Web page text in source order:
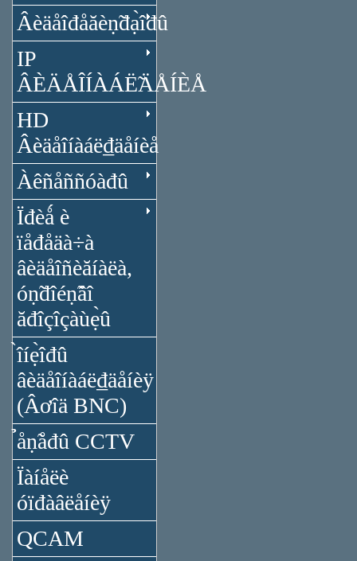
Âèäåîđåăèṇ̃đạ̀îđû
IP
ÂÈÄÅÎÍÀÁË̃ÄÅÍÈÅ
HD
Âèäåîíàáë₫äåíèå
Àêñåññóàđû
Ïđèǻ è
ïåđåäà÷à
âèäåîñèăíàëà,
óṇ̃đîéṇ̃âî
ăđîçîçàùẹ̀û
̀îíẹ̀îđû
âèäåîíàáë₫äåíèÿ
(Âơîä BNC)
̉åṇ̃åđû CCTV
Ïàíåëè
óïđàâëåíèÿ
QCAM